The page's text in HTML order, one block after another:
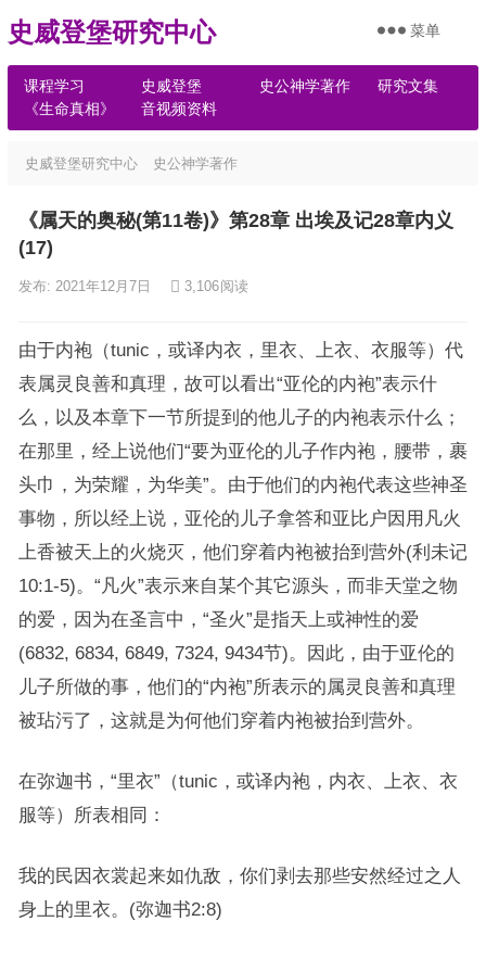
史威登堡研究中心
课程学习 史威登堡 史公神学著作
研究文集
《生命真相》
音视频资料
菜单
史威登堡研究中心 史公神学著作
《属天的奥秘(第11卷)》第28章 出埃及记28章内义
(17)
发布: 2021年12月7日 3,106阅读
由于内袍（tunic，或译内衣，里衣、上衣、衣服等）代
表属灵良善和真理，故可以看出“亚伦的内袍”表示什
么，以及本章下一节所提到的他儿子的内袍表示什么；
在那里，经上说他们“要为亚伦的儿子作内袍，腰带，裹
头巾，为荣耀，为华美”。由于他们的内袍代表这些神圣
事物，所以经上说，亚伦的儿子拿答和亚比户因用凡火
上香被天上的火烧灭，他们穿着内袍被抬到营外(利未记
10:1-5)。“凡火”表示来自某个其它源头，而非天堂之物
的爱，因为在圣言中，“圣火”是指天上或神性的爱
(6832, 6834, 6849, 7324, 9434节)。因此，由于亚伦的
儿子所做的事，他们的“内袍”所表示的属灵良善和真理
被玷污了，这就是为何他们穿着内袍被抬到营外。
在弥迦书，“里衣”（tunic，或译内袍，内衣、上衣、衣
服等）所表相同：
我的民因衣裳起来如仇敌，你们剥去那些安然经过之人
身上的里衣。(弥迦书2:8)